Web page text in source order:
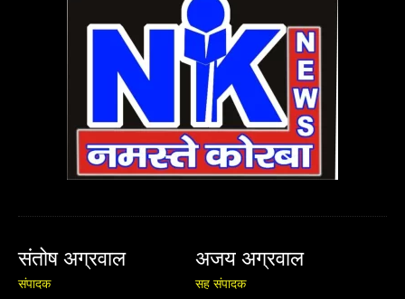
संतोष अग्रवाल
संपादक
अजय अग्रवाल
सह संपादक